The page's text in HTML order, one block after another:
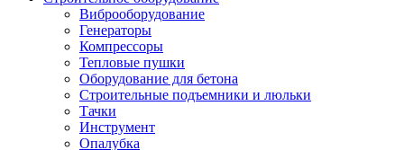
Виброоборудование
Генераторы
Компрессоры
Тепловые пушки
Оборудование для бетона
Строительные подъемники и люльки
Тачки
Инструмент
Опалубка